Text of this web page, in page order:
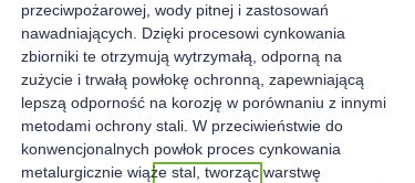
przeciwpożarowej, wody pitnej i zastosowań
nawadniających. Dzięki procesowi cynkowania
zbiorniki te otrzymują wytrzymałą, odporną na
zużycie i trwałą powłokę ochronną, zapewniającą
lepszą odporność na korozję w porównaniu z innymi
metodami ochrony stali. W przeciwieństwie do
konwencjonalnych powłok proces cynkowania
metalurgicznie wiąże stal, tworząc warstwę